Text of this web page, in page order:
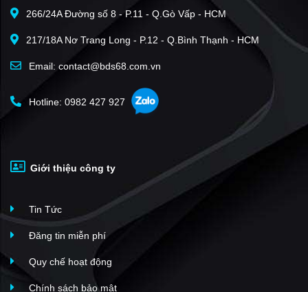
Viet Tower
Geleximco 36 Hoàng Cầu
(7)
M5 Nguyễn Chí Thanh
The Terra Hào Nam
VCCI Tower - số 9 Đào Duy Anh
Vinaconex Tower
Vườn Xuân - 71 Nguyễn Chí Thanh
Capital Garden 102 Trường Chinh Kinh Đô
Petrowaco 97 Láng Hạ
Ford Thăng Long
266/24A Đường số 8 - P.11 - Q.Gò Vấp - HCM
217/18A Nơ Trang Long - P.12 - Q.Bình Thạnh - HCM
Email: contact@bds68.com.vn
Hotline: 0982 427 927
Giới thiệu công ty
Tin Tức
Đăng tin miễn phí
Quy chế hoạt động
Chính sách bảo mật